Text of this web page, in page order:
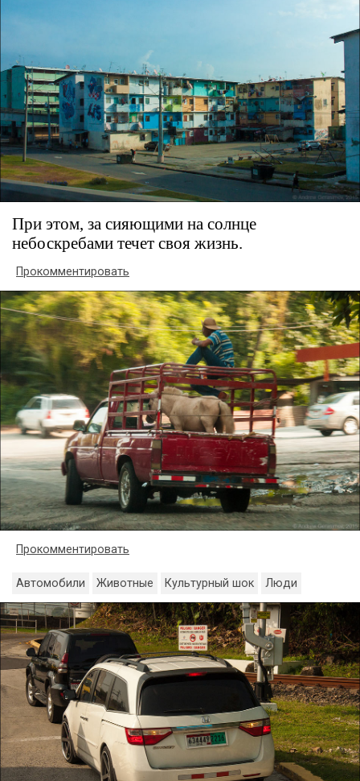
При этом, за сияющими на солнце
небоскребами течет своя жизнь.
Прокомментировать
Прокомментировать
Автомобили Животные Культурный шок Люди